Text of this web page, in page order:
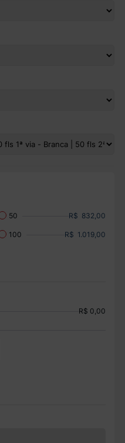
50 R$ 832,00
100 R$ 1.019,00
R$ 0,00